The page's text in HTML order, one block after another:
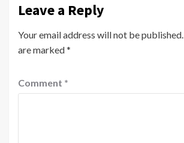
Leave a Reply
Your email address will not be published.
are marked*
Comment *